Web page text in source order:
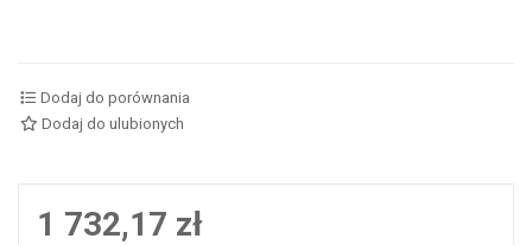
Dodaj do porównania
Dodaj do ulubionych
1 732,17 zł